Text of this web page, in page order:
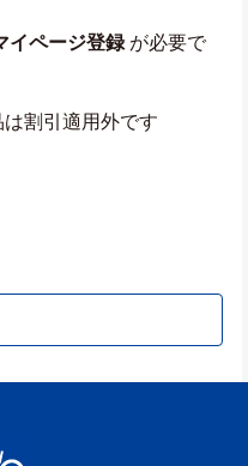
イページ登録 が必要で
割引適用外です